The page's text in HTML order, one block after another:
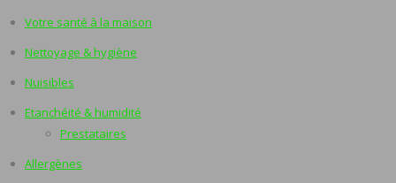
Votre santé à la maison
Nettoyage & hygiène
Nuisibles
Etanchéité & humidité
Prestataires
Allergènes